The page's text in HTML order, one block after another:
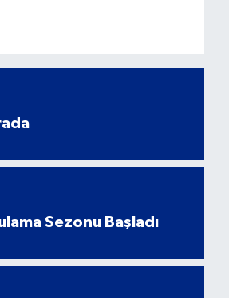
Sezonu Başladı